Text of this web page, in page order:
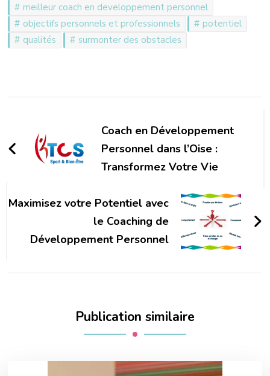
meilleur coach en developpement personnel
objectifs personnels et professionnels
potentiel
qualités
surmonter des obstacles
d'article
Coach en Développement
Personnel dans l’Oise :
Transformez Votre Vie
Maximisez votre Potentiel avec
le Coaching de
Développement Personnel
Publication similaire